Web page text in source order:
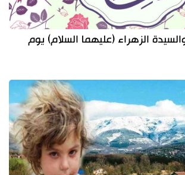
الزهراء (عليهما السلام) يوم